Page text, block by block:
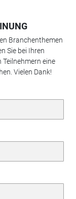
Branchenthemen
Sie bei Ihren
eine
Vielen Dank!